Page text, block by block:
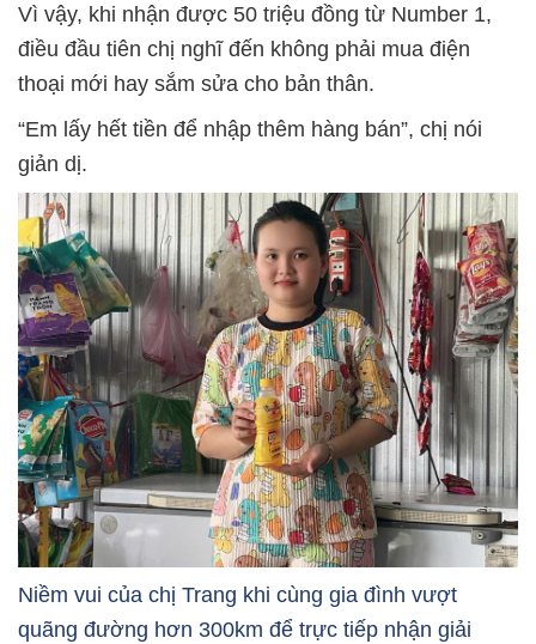
Vì vậy, khi nhận được 50 triệu đồng từ Number 1,
điều đầu tiên chị nghĩ đến không phải mua điện
thoại mới hay sắm sửa cho bản thân.
“Em lấy hết tiền để nhập thêm hàng bán”, chị nói
giản dị.
Niềm vui của chị Trang khi cùng gia đình vượt
quãng đường hơn 300km để trực tiếp nhận giải